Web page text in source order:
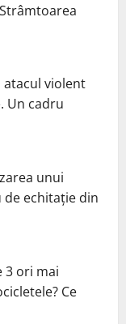
violent
Un cadru
unui
echitație din
3 ori mai
Ce